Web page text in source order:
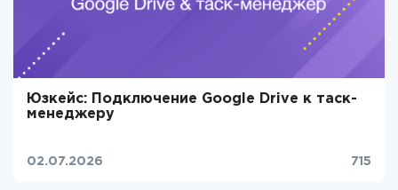
Юзкейс: Подключение Google Drive к таск-
менеджеру
02.07.2026 715